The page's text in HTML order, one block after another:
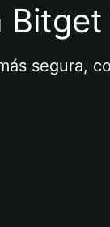
segura,